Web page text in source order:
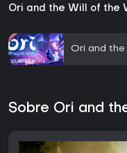
Ori and the Will of the
Ori and
Sobre Ori and